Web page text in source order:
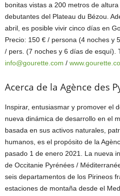
bonitas vistas a 200 metros de
debutantes del Plateau du Bézou.
abril, es posible vivir cinco días en
Precio: 150 € / persona (4 noches y
/ pers. (7 noches y 6 días de esquí).
info@gourette.com /
Acerca de la Agènce des
Inspirar, entusiasmar y promover el
nueva dinámica de desarrollo en el
basada en sus activos naturales,
humanos, es el propósito de la
pasado 1 de enero 2021. La nueva
de Occitanie Pyrénées /
seis departamentos de los Pirineos
estaciones de montaña desde el